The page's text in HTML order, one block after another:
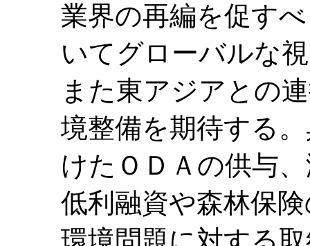
業界の再編を促す
いてグローバルな
また東アジアとの
境整備を期待する
けたＯＤＡの供与
低利融資や森林保